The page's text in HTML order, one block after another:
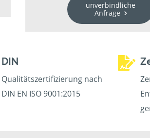
unverbindliche
Anfrage
DIN
Qualitätszertifizierung nach
DIN EN ISO 9001:2015